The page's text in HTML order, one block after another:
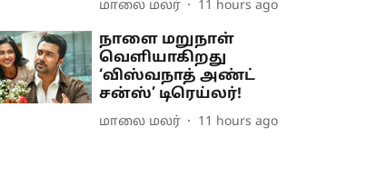
மாலை மலர் 11 hours ago
நாளை மறுநாள்
வெளியாகிறது
‘விஸ்வநாத் அண்ட்
சன்ஸ்’ டிரெய்லர்!
மாலை மலர் 11 hours ago